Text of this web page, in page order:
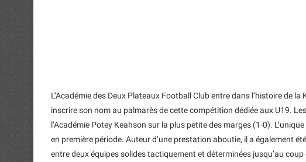
L’Académie des Deux Plateaux Football Club entre dans l’histoire de
inscrire son nom au palmarès de cette compétition dédiée aux U19.
l’Académie Potey Keahson sur la plus petite des marges (1-0).
en première période. Auteur d’une prestation aboutie, il a également
entre deux équipes solides tactiquement et déterminées jusqu’au